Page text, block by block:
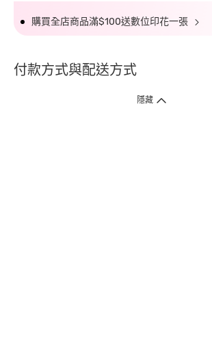
購買全店商品滿$100送數位印花一張
付款方式與配送方式
隱藏